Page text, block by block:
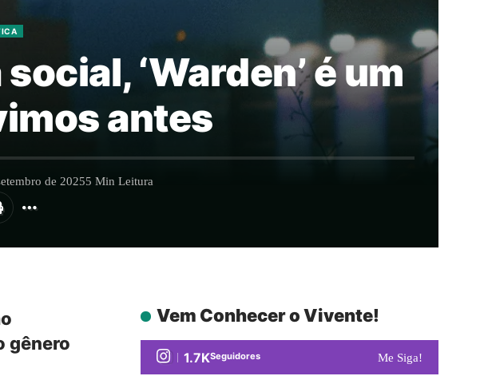
‘Warden’ é um
antes
de 20255 Min Leitura
gênero
Vem Conhecer o Vivente!
1.7KSeguidores Me Siga!